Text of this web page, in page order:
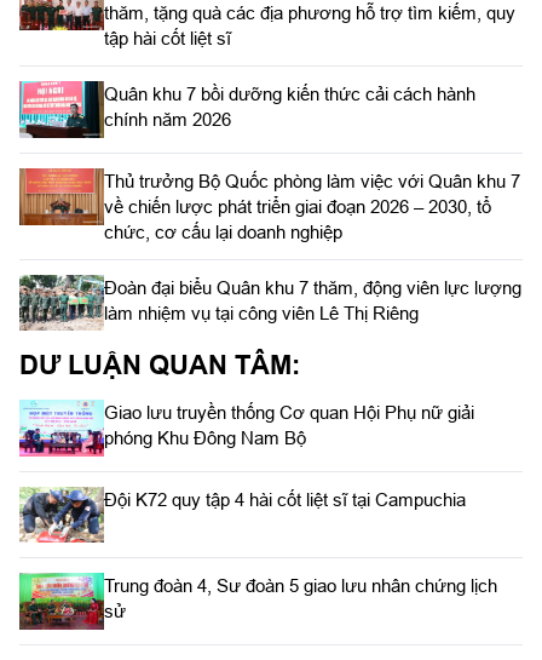
thăm, tặng quà các địa phương hỗ trợ tìm kiếm, quy
tập hài cốt liệt sĩ
Quân khu 7 bồi dưỡng kiến thức cải cách hành
chính năm 2026
Thủ trưởng Bộ Quốc phòng làm việc với Quân khu 7
về chiến lược phát triển giai đoạn 2026 – 2030, tổ
chức, cơ cấu lại doanh nghiệp
Đoàn đại biểu Quân khu 7 thăm, động viên lực lượng
làm nhiệm vụ tại công viên Lê Thị Riêng
DƯ LUẬN QUAN TÂM:
Giao lưu truyền thống Cơ quan Hội Phụ nữ giải
phóng Khu Đông Nam Bộ
Đội K72 quy tập 4 hài cốt liệt sĩ tại Campuchia
Trung đoàn 4, Sư đoàn 5 giao lưu nhân chứng lịch
sử